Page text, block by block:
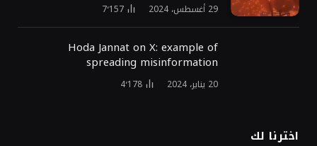
29 أغسطس، 2024 7٬157
Hoda Jannat on X: example of
spreading misinformation
20 يناير، 2024 4٬178
اخترنا لك